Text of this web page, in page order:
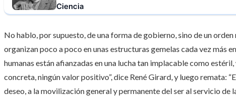
Ciencia
No hablo, por supuesto, de una forma de gobierno, sino de un
organizan poco a poco en unas estructuras gemelas cada vez más
humanas están afianzadas en una lucha tan implacable como
concreta, ningún valor positivo”, dice René Girard, y luego remata:
deseo, a la movilización general y permanente del ser al servicio de